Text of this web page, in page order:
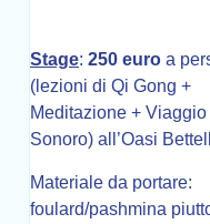
Stage: 250 euro a
(lezioni di Qi Gong +
Meditazione + Viaggio
Sonoro) all’Oasi
Materiale da portare:
foulard/pashmina